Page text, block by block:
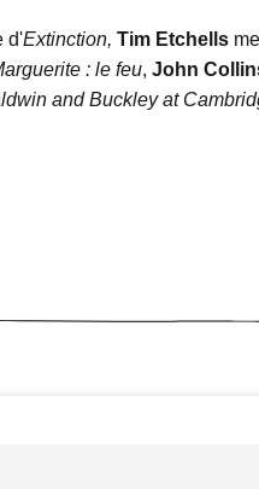
d'Extinction, Tim Etchells
: le feu, John
and Buckley at